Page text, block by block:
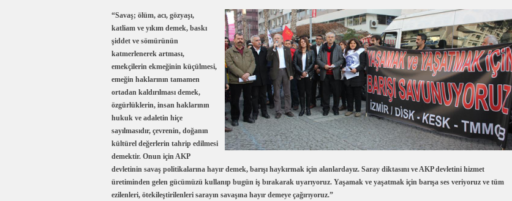
“Savaş; ölüm, acı, gözyaşı,
katliam ve yıkım demek, baskı
şiddet ve sömürünün
katmerlenerek artması,
emekçilerin ekmeğinin küçülmesi,
emeğin haklarının tamamen
ortadan kaldırılması demek,
özgürlüklerin, insan haklarının
hukuk ve adaletin hiçe
sayılmasıdır, çevrenin, doğanın
kültürel değerlerin tahrip edilmesi
demektir. Onun için AKP
devletinin savaş politikalarına hayır demek, barışı haykırmak için alanlardayız. Saray diktasını ve AKP devletini hizmet
üretiminden gelen gücümüzü kullanıp bugün iş bırakarak uyarıyoruz. Yaşamak ve yaşatmak için barışa ses veriyoruz ve tüm
ezilenleri, ötekileştirilenleri sarayın savaşına hayır demeye çağırıyoruz.”